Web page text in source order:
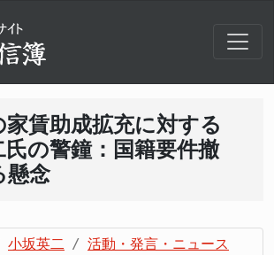
家賃助成拡充に対する
氏の警鐘：国籍要件撤
懸念
小坂英二
活動・発言・ニュース